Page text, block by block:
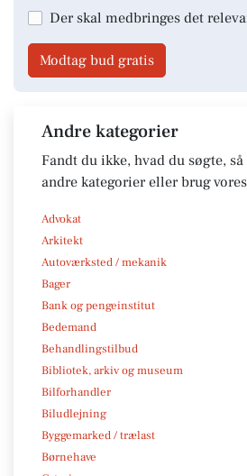
Der skal medbringes det
Modtag bud gratis
Andre kategorier
Fandt du ikke, hvad du søgte,
andre kategorier eller brug vores
Advokat
Arkitekt
Autoværksted / mekanik
Bager
Bank og pengeinstitut
Bedemand
Behandlingstilbud
Bibliotek, arkiv og museum
Bilforhandler
Biludlejning
Byggemarked / trælast
Børnehave